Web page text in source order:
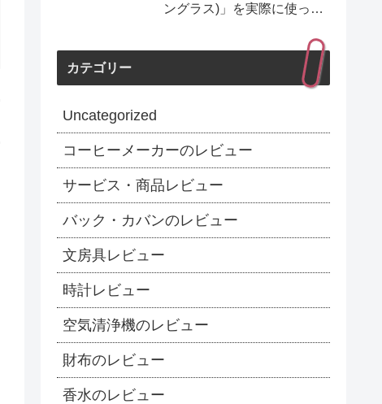
ングラス)」を実際に使って
カテゴリー
Uncategorized
コーヒーメーカーのレビュー
サービス・商品レビュー
バック・カバンのレビュー
文房具レビュー
時計レビュー
空気清浄機のレビュー
財布のレビュー
香水のレビュー